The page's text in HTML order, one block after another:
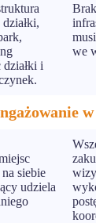
i
we
siebie
udziela